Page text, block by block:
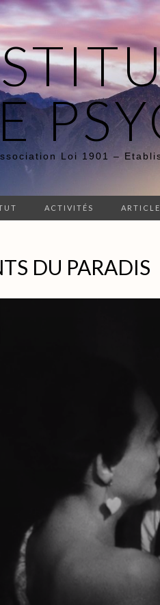
Loi 1901 –
ACTIVITÉS
DU PARADIS